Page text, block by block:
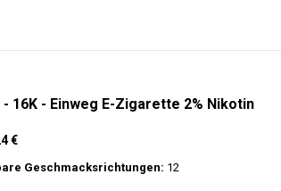
- 16K - Einweg E-Zigarette 2% Nikotin
€
Geschmacksrichtungen: 12